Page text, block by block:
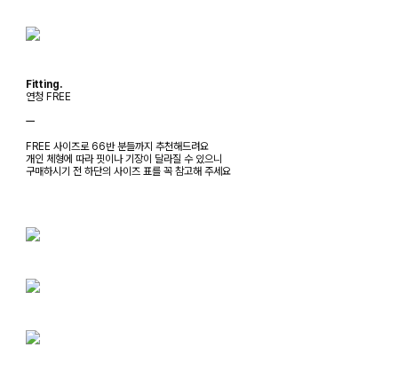
Fitting.
연청 FREE
ㅡ
FREE 사이즈로 66반 분들까지 추천해드려요
개인 체형에 따라 핏이나 기장이 달라질 수 있으니
구매하시기 전 하단의 사이즈 표를 꼭 참고해 주세요